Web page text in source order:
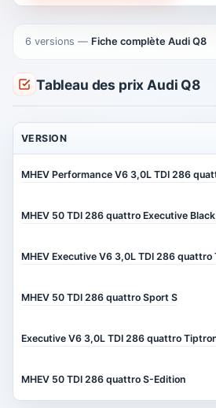
6 versions — Fiche complète Audi Q8
Tableau des prix Audi Q8
VERSION
MHEV Performance V6 3,0L TDI 286
MHEV 50 TDI 286 quattro Executive
MHEV Executive V6 3,0L TDI 286
MHEV 50 TDI 286 quattro Sport S
Executive V6 3,0L TDI 286 quattro
MHEV 50 TDI 286 quattro S-Edition